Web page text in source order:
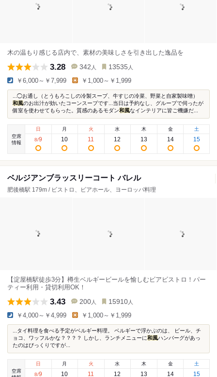
木の温もり感じる店内で、素材の美味しさを引き出した逸品を
3.28 342 人 13535 人
￥6,000～￥7,999 ￥1,000～￥1,999
...◯お通し（とうもろこしの冷製スープ、牛すじの冷菜、野菜と自家製味噌）
和風のお出汁が効いたコーンスープです...当日は予約なし、グループで伺ったが
個室を使わせてもらった。質感のあるモダン和風なインテリアに皆ご機嫌だ...
空席
情報
日
8/9
月
10
火
11
水
12
木
13
金
14
土
15
ベルジアンブラッスリーコート バレル
肥後橋駅 179m / ビストロ、ビアホール、ヨーロッパ料理
【淀屋橋駅徒歩3分】樽生ベルギービールを愉しむビアビストロ！パー
ティー利用・貸切利用OK！
3.43 200 人 15910 人
￥4,000～￥4,999 ￥1,000～￥1,999
...タイ料理を食べる予定がベルギー料理。 ベルギーで浮かぶのは、 ビール、チ
ョコ、ワッフルかな？？？？ しかし、ランチメニューに和風ハンバーグがあっ
たのはびっくりですが...
空席
日
8/9
月
10
火
11
水
12
木
13
金
14
土
15